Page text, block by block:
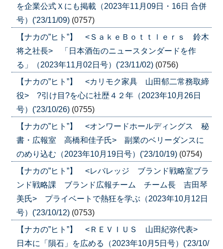
を企業公式Ｘにも掲載（2023年11月09日・16日 合併
号）('23/11/09) (0757)
【ナカの”ヒト”】 <ＳａｋｅＢｏｔｔｌｅｒｓ 鈴木
将之社長> 「日本酒缶のニュースタンダードを作
る」（2023年11月02日号）('23/11/02) (0756)
【ナカの”ヒト”】 <カリモク家具 山田郁二常務取締
役> ?引け目?を心に社歴４２年（2023年10月26日
号）('23/10/26) (0755)
【ナカの”ヒト”】 <オンワードホールディングス 秘
書・広報室 高橋和佳子氏> 副業のベリーダンスに
のめり込む（2023年10月19日号）('23/10/19) (0754)
【ナカの”ヒト”】 <レバレッジ ブランド戦略室ブラ
ンド戦略課 ブランド広報チーム チーム長 吉田琴
美氏> プライベートで熱狂を学ぶ（2023年10月12日
号）('23/10/12) (0753)
【ナカの”ヒト”】 <ＲＥＶＩＵＳ 山田紀弥代表>
日本に「隕石」を広める（2023年10月5日号）('23/10/